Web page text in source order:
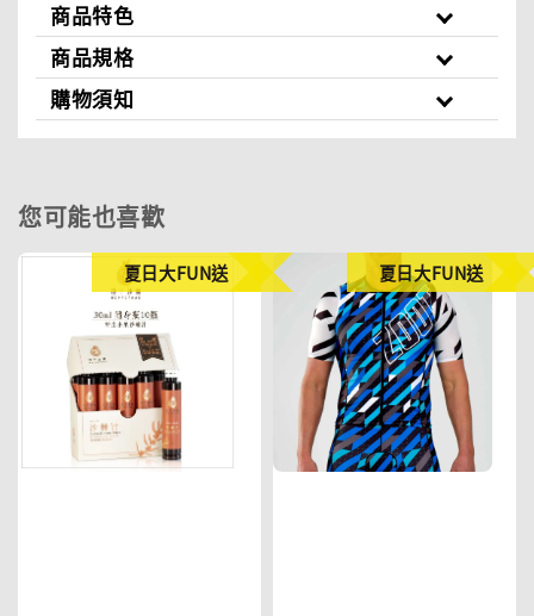
商品特色
商品規格
購物須知
您可能也喜歡
夏日大FUN送 夏日大FUN送